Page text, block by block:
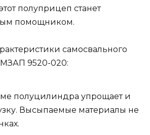
полуприцеп станет
помощником.
самосвального
9520-020:
полуцилиндра упрощает и
Высыпаемые материалы не